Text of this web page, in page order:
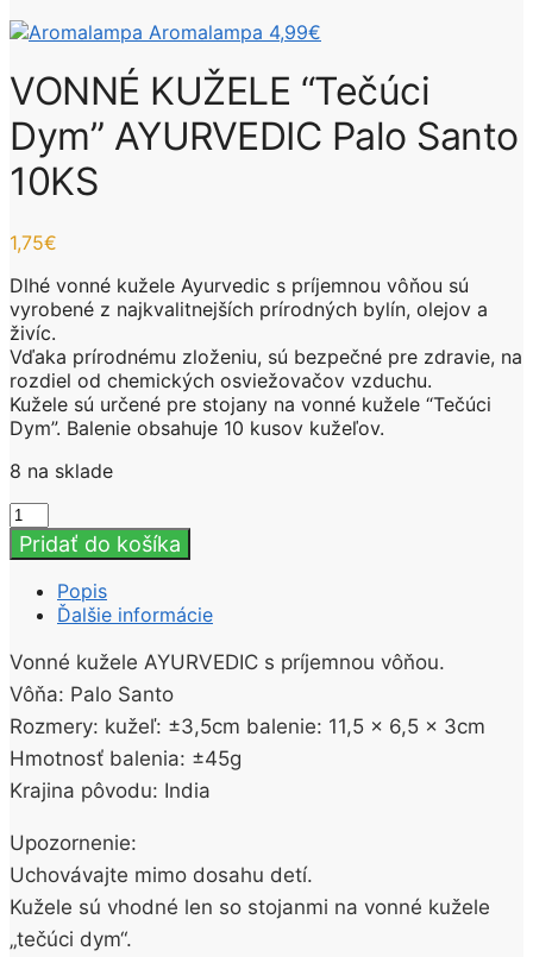
Aromalampa 4,99€
VONNÉ KUŽELE “Tečúci
Dym” AYURVEDIC Palo Santo
10KS
1,75€
Dlhé vonné kužele Ayurvedic s príjemnou vôňou sú
vyrobené z najkvalitnejších prírodných bylín, olejov a
živíc.
Vďaka prírodnému zloženiu, sú bezpečné pre zdravie, na
rozdiel od chemických osviežovačov vzduchu.
Kužele sú určené pre stojany na vonné kužele “Tečúci
Dym”. Balenie obsahuje 10 kusov kužeľov.
8 na sklade
množstvo
VONNÉ
KUŽELE
“Tečúci
AYURVEDIC
Palo
Santo
10KS
Pridať do košíka
Popis
Ďalšie informácie
Vonné kužele AYURVEDIC s príjemnou vôňou.
Vôňa: Palo Santo
Rozmery: kužeľ: ±3,5cm balenie: 11,5 x 6,5 x 3cm
Hmotnosť balenia: ±45g
Krajina pôvodu: India
Upozornenie:
Uchovávajte mimo dosahu detí.
Kužele sú vhodné len so stojanmi na vonné kužele
„tečúci dym“.